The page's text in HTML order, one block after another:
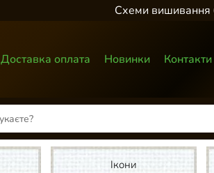
Схеми вишивання
Доставка оплата Новинки Контакти
Ікони